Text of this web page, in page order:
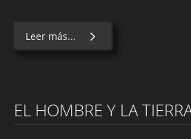
Leer más...
EL HOMBRE Y LA